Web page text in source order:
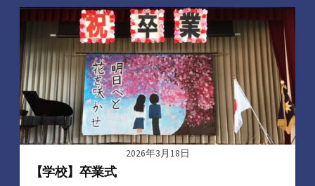
ゴ
2026年3月18日
【学校】卒業式